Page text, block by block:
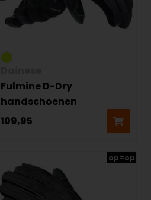
Fulmine D-Dry
handschoenen
109,95
op=op